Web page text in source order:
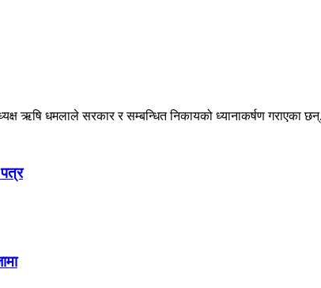
ऋषि धमलाले सरकार र सम्बन्धित निकायको ध्यानाकर्षण गराएका